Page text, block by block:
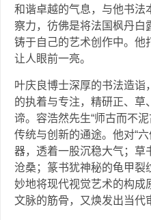
和谐卓越的气息，与他书法
察力，彷佛是将法国枫丹白
铸于自己的艺术创作中。他
让人眼前一亮。
叶庆良博士深厚的书法造诣
的执着与专注，精研正、草
谛。容浩然先生“师古而不
传统与创新的通途。他对“
器，透着一股沉稳大气；草
沧桑；篆书犹神秘的龟甲裂
妙地将现代视觉艺术的构成
文脉的筋骨，又焕发出当代